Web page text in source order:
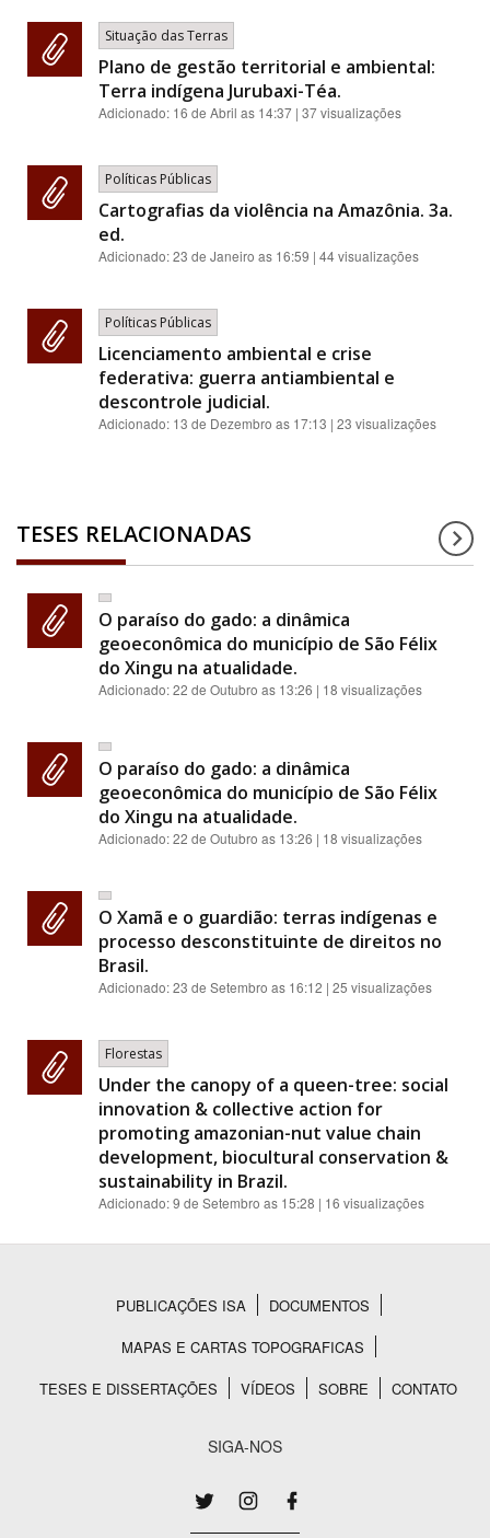
Situação das Terras
Plano de gestão territorial e ambiental:
Terra indígena Jurubaxi-Téa.
Adicionado: 16 de Abril as 14:37 | 37 visualizações
Políticas Públicas
Cartografias da violência na Amazônia. 3a.
ed.
Adicionado:23 de Janeiro as 16:59 | 44 visualizações
Políticas Públicas
Licenciamento ambiental e crise
federativa: guerra antiambiental e
descontrole judicial.
Adicionado: 13 de Dezembro as 17:13 | 23 visualizações
TESES RELACIONADAS
O paraíso do gado: a dinâmica
geoeconômica do município de São Félix
do Xingu na atualidade.
Adicionado:22 de Outubro as 13:26 | 18 visualizações
O paraíso do gado: a dinâmica
geoeconômica do município de São Félix
do Xingu na atualidade.
Adicionado:22 de Outubro as 13:26 | 18 visualizações
O Xamã e o guardião: terras indígenas e
processo desconstituinte de direitos no
Brasil.
Adicionado:23 de Setembro as 16:12 | 25 visualizações
Florestas
Under the canopy of a queen-tree: social
innovation & collective action for
promoting amazonian-nut value chain
development, biocultural conservation &
sustainability in Brazil.
Adicionado:9 de Setembro as 15:28 | 16 visualizações
Rodapé
PUBLICAÇÕES ISA
DOCUMENTOS
MAPAS E CARTAS TOPOGRAFICAS
TESES E DISSERTAÇÕES
VÍDEOS SOBRE CONTATO
SIGA-NOS